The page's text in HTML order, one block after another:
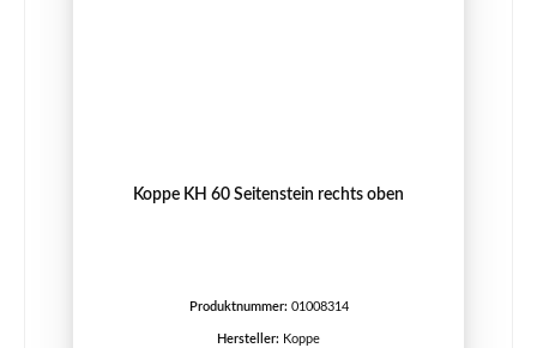
Koppe KH 60 Seitenstein rechts oben
Produktnummer: 01008314
Hersteller: Koppe